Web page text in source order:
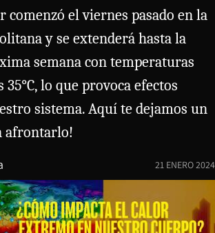
comenzó el viernes pasado en la
y se extenderá hasta la
semana con temperaturas
lo que provoca efectos
sistema. Aquí te dejamos un
afrontarlo!
21 ENERO 2024